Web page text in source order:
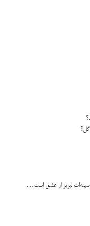
گل؟
سینه‌ات لبریز از عشق است…